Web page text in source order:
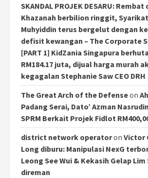
SKANDAL PROJEK DESARU: Rembat
Khazanah berbilion ringgit,
Muhyiddin terus bergelut dengan
defisit kewangan – The Corporate
[PART 1] KidZania Singapura
RM184.17 juta, dijual harga murah
kegagalan Stephanie Saw CEO DRH
The Great Arch of the Defenseon
Padang Serai, Dato’ Azman
SPRM Berkait Projek Fidlot
district network operatoron Victor
Long diburu: Manipulasi NexG
Leong See Wui & Kekasih Gelap Lim
direman